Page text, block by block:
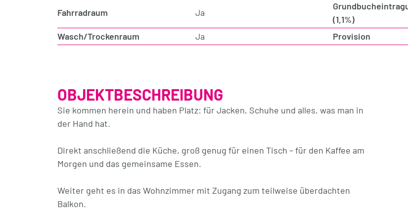
Fahrradraum Ja
(1,1%)
Wasch/Trockenraum Ja Provision
OBJEKTBESCHREIBUNG
Sie kommen herein und haben Platz: für Jacken, Schuhe und alles, was man in
der Hand hat.
Direkt anschließend die Küche, groß genug für einen Tisch – für den Kaffee am
Morgen und das gemeinsame Essen.
Weiter geht es in das Wohnzimmer mit Zugang zum teilweise überdachten
Balkon.